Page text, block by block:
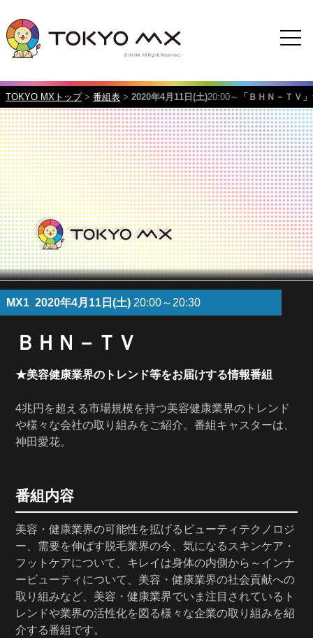
TOKYO MXトップ> 番組表 > 2020年4月11日(土)20:00～ 「ＢＨＮ－ＴＶ
MX1 2020年4月11日(土) 20:00～20:30
ＢＨＮ－ＴＶ
★美容健康業界のトレンド等をお届けする情報番組
4兆円を超える市場規模を持つ美容健康業界のトレンド
や様々な会社の取り組みをご紹介。番組キャスターは、
神田愛花。
番組内容
美容・健康業界の可能性を拡げるビューティテクノロジ
ー、需要を伸ばす脱毛業界の今、気になるスキンケア・
フットケアについて、キレイは身体の内側から～インナ
ービューティについて、美容・健康業界の社会貢献への
取り組みなど、美容・健康業界でいま注目されているト
レンドや業界の活性化を図る様々な企業の取り組みを紹
介する番組です。